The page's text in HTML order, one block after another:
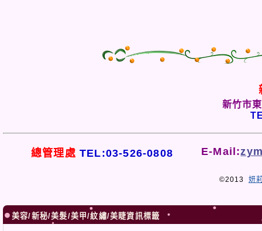
新竹市
總管理處 TEL:03-526-0808 E-Mail:
©2013 妍
美容/新秘/美髮/美甲/紋繡/美睫資訊標籤